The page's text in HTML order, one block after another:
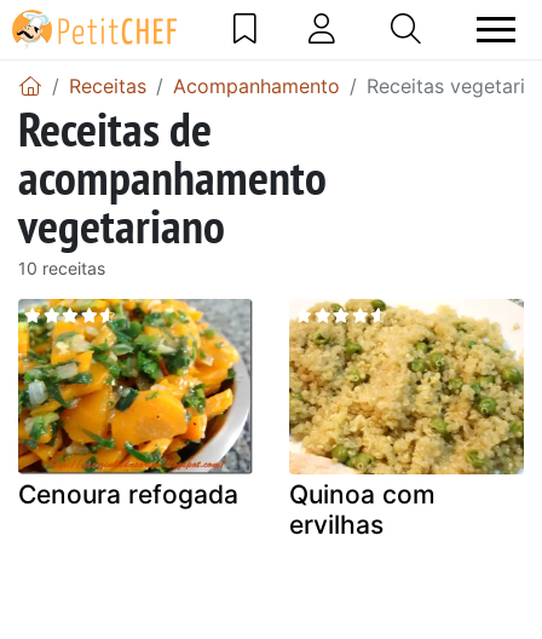
Receitas Acompanhamento Receitas
Receitas de
acompanhamento
vegetariano
10 receitas
Cenoura refogada
Quinoa com
ervilhas